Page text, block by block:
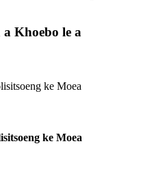
Khoebo le a
ke Moea